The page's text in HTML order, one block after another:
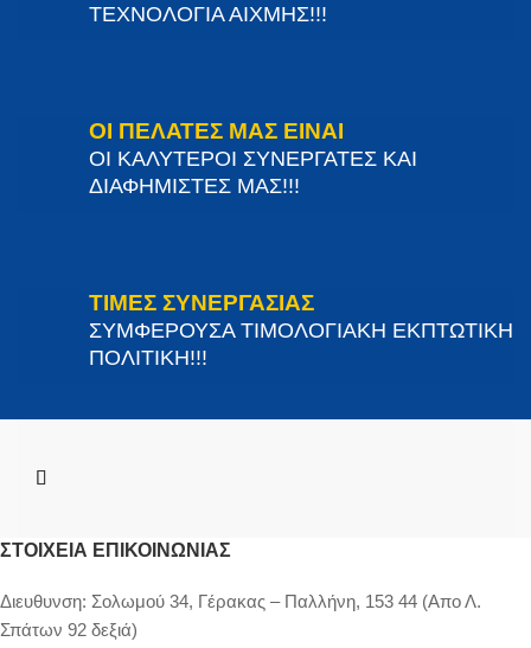
ΤΕΧΝΟΛΟΓΙΑ ΑΙΧΜΗΣ!!!
ΟΙ ΠΕΛΑΤΕΣ ΜΑΣ ΕΙΝΑΙ
ΟΙ ΚΑΛΥΤΕΡΟΙ ΣΥΝΕΡΓΑΤΕΣ ΚΑΙ
ΔΙΑΦΗΜΙΣΤΕΣ ΜΑΣ!!!
ΤΙΜΕΣ ΣΥΝΕΡΓΑΣΙΑΣ
ΣΥΜΦΕΡΟΥΣΑ ΤΙΜΟΛΟΓΙΑΚΗ ΕΚΠΤΩΤΙΚΗ
ΠΟΛΙΤΙΚΗ!!!
ΣΤΟΙΧΕΊΑ ΕΠΙΚΟΙΝΩΝΊΑΣ
Διευθυνση: Σολωμού 34, Γέρακας – Παλλήνη, 153 44 (Απο Λ.
Σπάτων 92 δεξιά)